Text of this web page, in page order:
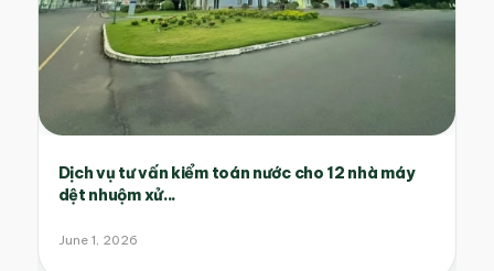
Dịch vụ tư vấn kiểm toán nước cho 12 nhà máy
dệt nhuộm xử...
June 1, 2026